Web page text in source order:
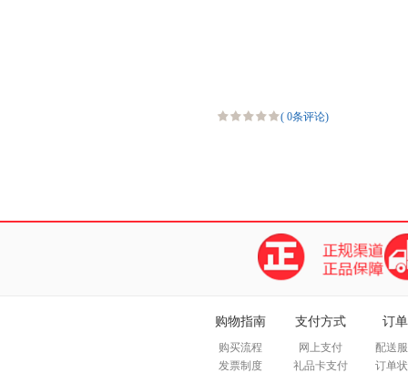
( 0条评论)
购物指南
购买流程
发票制度
支付方式
网上支付
礼品卡支付
订
配送
订单